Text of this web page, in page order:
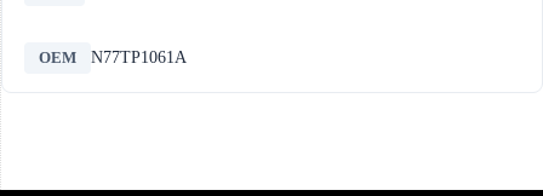
OEM N77TP1061A